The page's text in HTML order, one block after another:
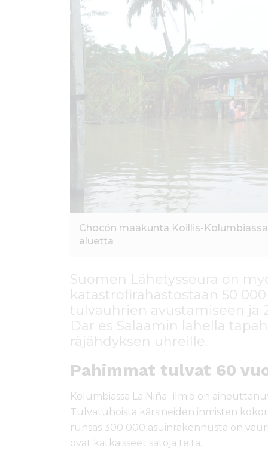
Chocón maakunta Koillis-
aluetta
Suomen Lähetysseura on
katastrofirahastostaan 50
tulvauhrien avustamiseen ja
Dar es Salaamin lähellä
räjähdyksen uhreille.
Pahimmat tulvat 60
Kolumbiassa La Niña -ilmiö on
Tulvatuhoista kärsineiden ihmisten
runsas 300 000 asuinrakennusta on
ovat katkaisseet satoja teitä.